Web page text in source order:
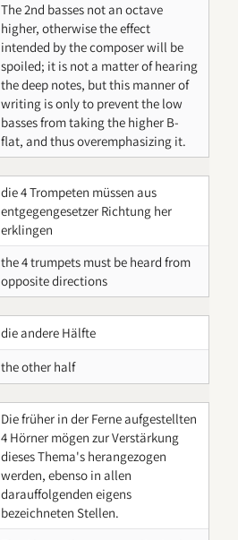
The 2nd basses not an octave
higher, otherwise the effect
intended by the composer will be
spoiled; it is not a matter of hearing
the deep notes, but this manner of
writing is only to prevent the low
basses from taking the higher B-
flat, and thus overemphasizing it.
die 4 Trompeten müssen aus
entgegengesetzer Richtung her
erklingen
the 4 trumpets must be heard from
opposite directions
die andere Hälfte
the other half
Die früher in der Ferne aufgestellten
4 Hörner mögen zur Verstärkung
dieses Thema's herangezogen
werden, ebenso in allen
darauffolgenden eigens
bezeichneten Stellen.